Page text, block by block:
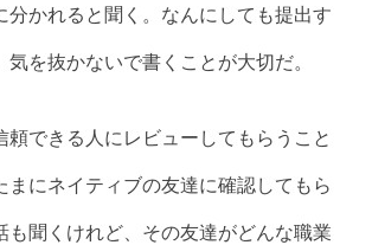
分かれると聞く。なんにしても提出す
気を抜かないで書くことが大切だ。
頼できる人にレビューしてもらうこと
まにネイティブの友達に確認してもら
も聞くけれど、その友達がどんな職業